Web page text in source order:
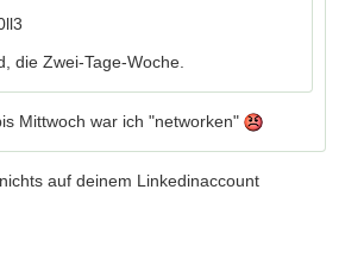
die Zwei-Tage-Woche.
Mittwoch war ich "networken"
auf deinem Linkedinaccount